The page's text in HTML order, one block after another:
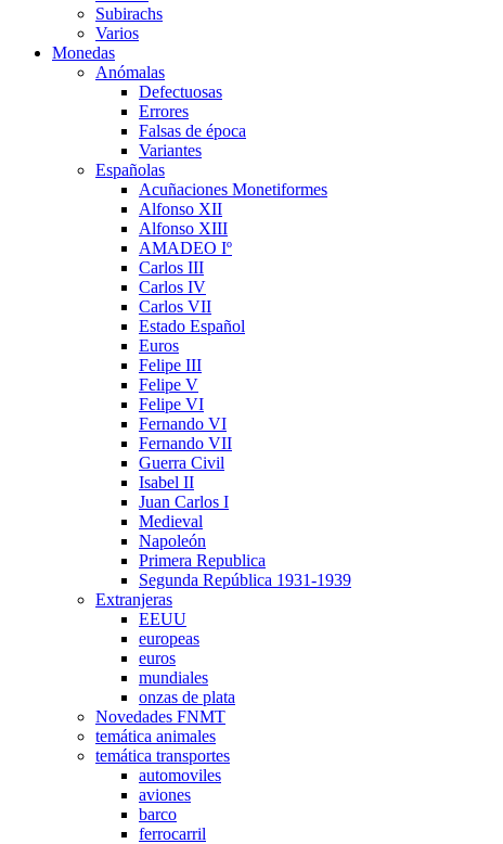
Subirachs
Varios
Monedas
Anómalas
Defectuosas
Errores
Falsas de época
Variantes
Españolas
Acuñaciones Monetiformes
Alfonso XII
Alfonso XIII
AMADEO Iº
Carlos III
Carlos IV
Carlos VII
Estado Español
Euros
Felipe III
Felipe V
Felipe VI
Fernando VI
Fernando VII
Guerra Civil
Isabel II
Juan Carlos I
Medieval
Napoleón
Primera Republica
Segunda República 1931-1939
Extranjeras
EEUU
europeas
euros
mundiales
onzas de plata
Novedades FNMT
temática animales
temática transportes
automoviles
aviones
barco
ferrocarril